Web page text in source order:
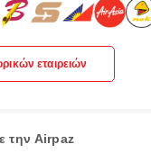
εταιρειών
την Airpaz